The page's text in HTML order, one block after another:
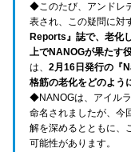
◆このたび、アンドレ
表され、この疑問に対
Reports』誌で、老化
上でNANOGが果たす
は、 2月16日発行の『
格筋の老化をどのよう
◆NANOGは、アイル
命名されましたが、今
解を深めるとともに、
可能性があります。